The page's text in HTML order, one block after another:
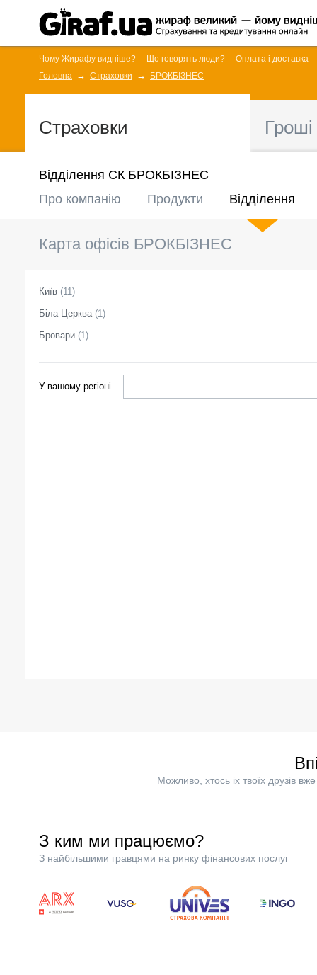
Чому Жирафу видніше? Що говорять люди?
Оплата і доставка
Головна
Страховки БРОКБІЗНЕС
Страховки Гроші
Відділення СК БРОКБІЗНЕС
Про компанію
Продукти Відділення
Карта офісів БРОКБІЗНЕС
Київ (11)
Біла Церква(1)
Бровари (1)
У вашому регіоні
Можливо, хтось іх твоїх друзів
З ким ми працюємо?
З найбільшими гравцями на ринку фінансових послуг